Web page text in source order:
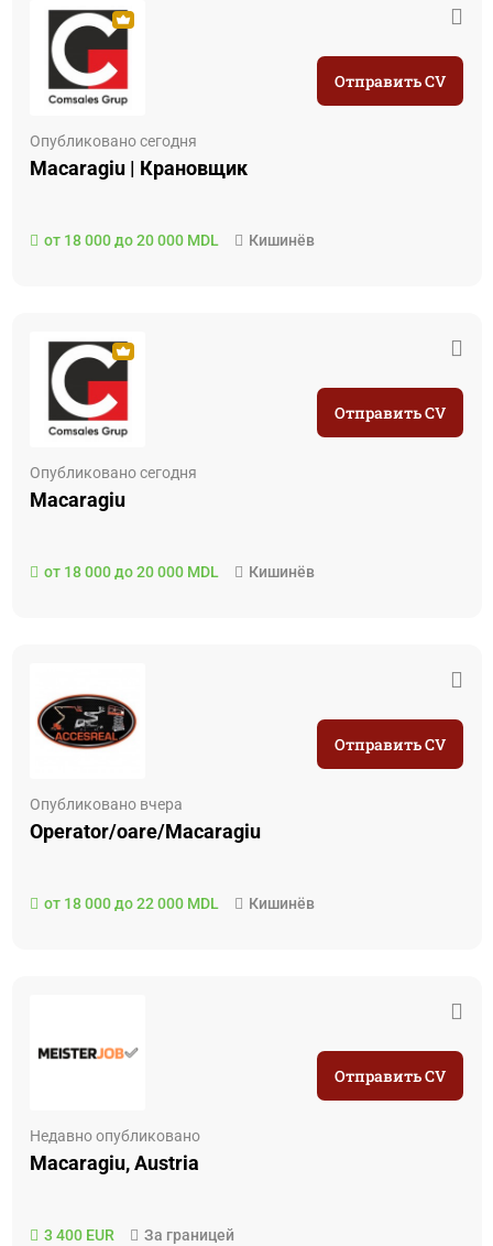
Опубликовано сегодня
Macaragiu | Крановщик
от 18 000 до 20 000 MDL Кишинёв
Отправить CV
Опубликовано сегодня
Macaragiu
от 18 000 до 20 000 MDL Кишинёв
Отправить CV
Опубликовано вчера
Operator/oare/Macaragiu
от 18 000 до 22 000 MDL Кишинёв
Отправить CV
Недавно опубликовано
Macaragiu, Austria
3 400 EUR За границей
Отправить CV